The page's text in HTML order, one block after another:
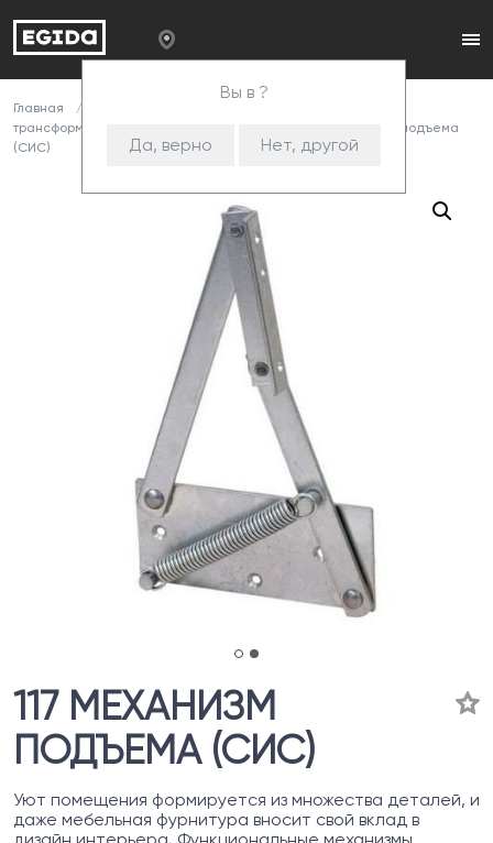
Вы в ?
Да, верно Нет, другой
Главная
трансформации
117 Механизм подъема
(СИС)
117 МЕХАНИЗМ
ПОДЪЕМА (СИС)
Уют помещения формируется из множества деталей, и
даже мебельная фурнитура вносит свой вклад в